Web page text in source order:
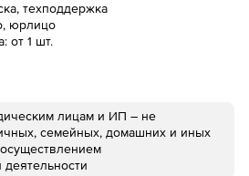
техподдержка
юрлицо
от 1 шт.
лицам и ИП – не
семейных, домашних и иных